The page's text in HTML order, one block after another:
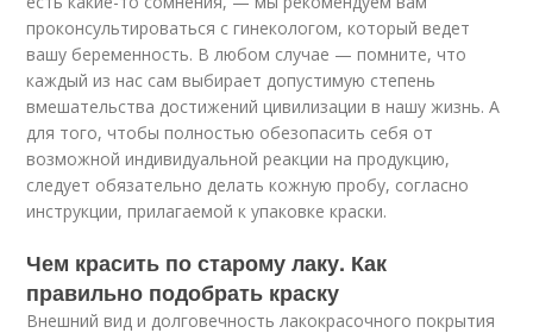
проконсультироваться с гинекологом, который ведет
вашу беременность. В любом случае — помните, что
каждый из нас сам выбирает допустимую степень
вмешательства достижений цивилизации в нашу жизнь. А
для того, чтобы полностью обезопасить себя от
возможной индивидуальной реакции на продукцию,
следует обязательно делать кожную пробу, согласно
инструкции, прилагаемой к упаковке краски.
Чем красить по старому лаку. Как
правильно подобрать краску
Внешний вид и долговечность лакокрасочного покрытия